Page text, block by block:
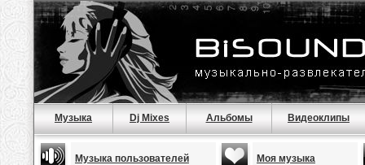
Музыка Dj Mixes Альбомы Видеоклипы
Музыка пользователей Моя музыка